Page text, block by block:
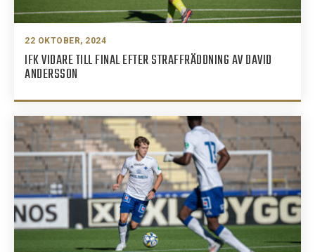
22 OKTOBER, 2024
IFK VIDARE TILL FINAL EFTER STRAFFRÄDDNING AV DAVID
ANDERSSON